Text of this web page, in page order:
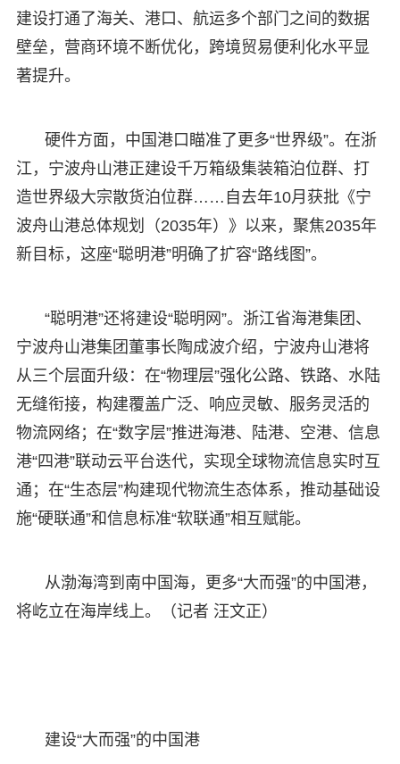
建设打通了海关、港口、航运多个部门之间的数据
壁垒，营商环境不断优化，跨境贸易便利化水平显
著提升。
硬件方面，中国港口瞄准了更多“世界级”。在浙
江，宁波舟山港正建设千万箱级集装箱泊位群、打
造世界级大宗散货泊位群……自去年10月获批《宁
波舟山港总体规划（2035年）》以来，聚焦2035年
新目标，这座“聪明港”明确了扩容“路线图”。
“聪明港”还将建设“聪明网”。浙江省海港集团、
宁波舟山港集团董事长陶成波介绍，宁波舟山港将
从三个层面升级：在“物理层”强化公路、铁路、水陆
无缝衔接，构建覆盖广泛、响应灵敏、服务灵活的
物流网络；在“数字层”推进海港、陆港、空港、信息
港“四港”联动云平台迭代，实现全球物流信息实时互
通；在“生态层”构建现代物流生态体系，推动基础设
施“硬联通”和信息标准“软联通”相互赋能。
从渤海湾到南中国海，更多“大而强”的中国港，
将屹立在海岸线上。（记者 汪文正）
建设“大而强”的中国港